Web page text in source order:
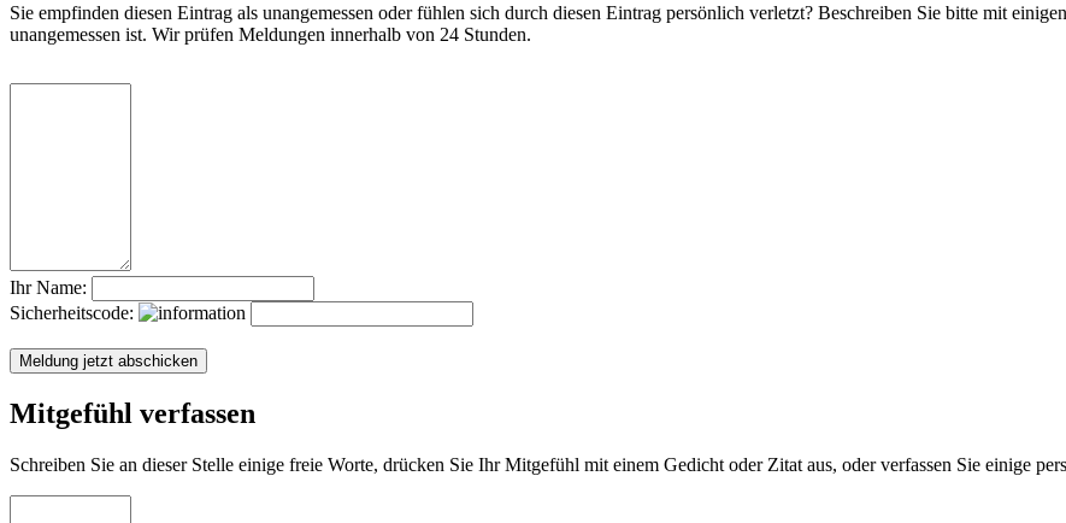
Sie empfinden diesen Eintrag als unangemessen oder fühlen sich durch diesen Eintrag persönlich verletzt? Beschreiben Sie bitte mit
unangemessen ist. Wir prüfen Meldungen innerhalb von 24 Stunden.
Ihr Name:
Sicherheitscode:
Mitgefühl verfassen
Schreiben Sie an dieser Stelle einige freie Worte, drücken Sie Ihr Mitgefühl mit einem Gedicht oder Zitat aus, oder verfassen Sie einige